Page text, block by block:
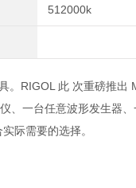
512000k
。 RIGOL 此 次重磅推出
、一台任意波形发生器
际需要的选择。